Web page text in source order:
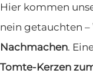
Hier kommen
nein getauchten –
Nachmachen.
Tomte-Kerzen